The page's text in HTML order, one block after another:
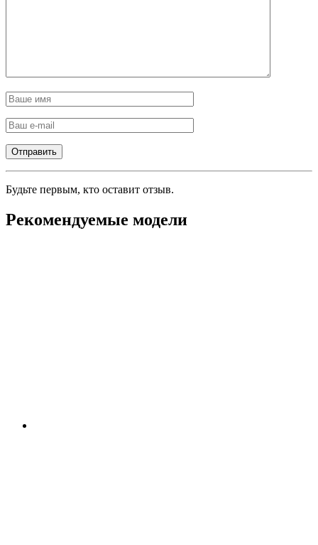
Будьте первым, кто оставит отзыв.
Рекомендуемые модели